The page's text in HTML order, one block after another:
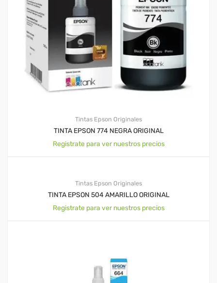
Tintas Epson Originales
TINTA EPSON 774 NEGRA ORIGINAL
Registrate para ver nuestros precios
Tintas Epson Originales
TINTA EPSON 504 AMARILLO ORIGINAL
Registrate para ver nuestros precios